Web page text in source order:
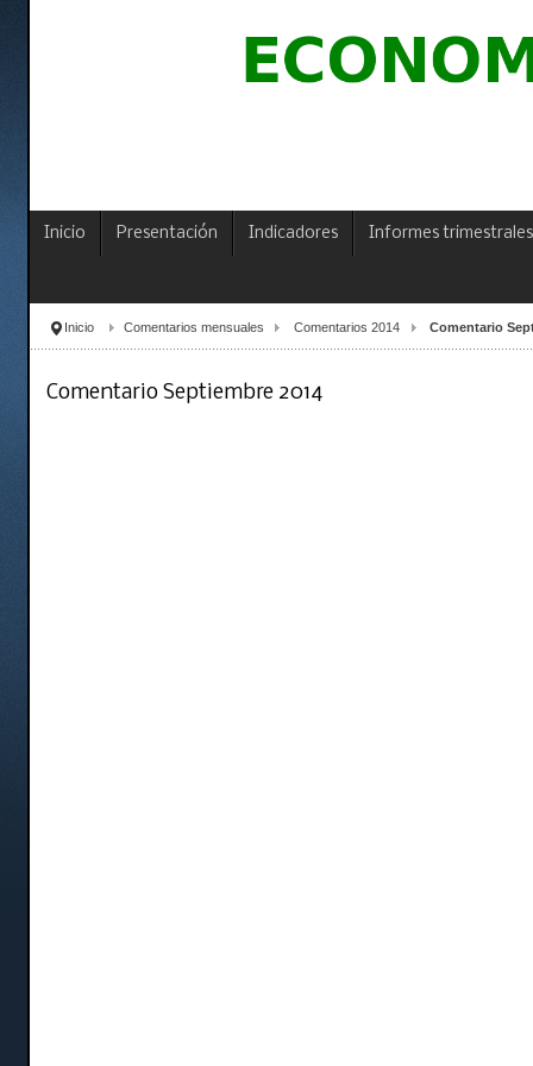
Inicio Presentación Indicadores Informes trimestrales
Inicio Comentarios mensuales Comentarios 2014 Comentario
Comentario Septiembre 2014